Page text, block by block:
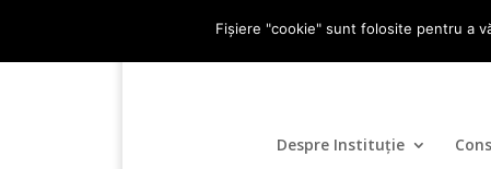
Despre Instituție
Fișiere "cookie" sunt folosite pentru a